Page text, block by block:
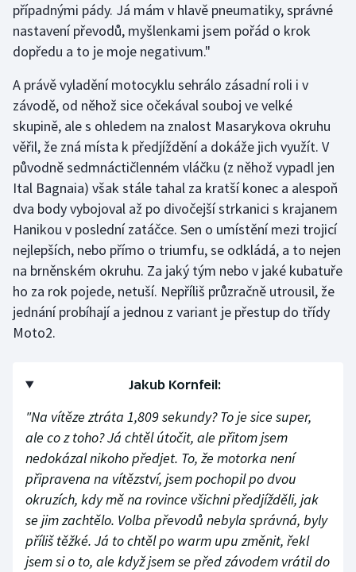
Rychlobruslení
Rychlostní kanoistika
Short track
Sportovní střelba
Stolní tenis
Triatlon
Veslování
Vodní slalom
Volejbal
případnými pády. Já mám v hlavě pneumatiky, správné
nastavení převodů, myšlenkami jsem pořád o krok
dopředu a to je moje negativum."
A právě vyladění motocyklu sehrálo zásadní roli i v
závodě, od něhož sice očekával souboj ve velké
skupině, ale s ohledem na znalost Masarykova okruhu
věřil, že zná místa k předjíždění a dokáže jich využít. V
původně sedmnáctičlenném vláčku (z něhož vypadl jen
Ital Bagnaia) však stále tahal za kratší konec a alespoň
dva body vybojoval až po divočejší strkanici s krajanem
Hanikou v poslední zatáčce. Sen o umístění mezi trojicí
nejlepších, nebo přímo o triumfu, se odkládá, a to nejen
na brněnském okruhu. Za jaký tým nebo v jaké kubatuře
ho za rok pojede, netuší. Nepříliš průzračně utrousil, že
jednání probíhají a jednou z variant je přestup do třídy
Moto2.
Jakub Kornfeil:
"Na vítěze ztráta 1,809 sekundy? To je sice super,
ale co z toho? Já chtěl útočit, ale přitom jsem
nedokázal nikoho předjet. To, že motorka není
připravena na vítězství, jsem pochopil po dvou
okruzích, kdy mě na rovince všichni předjížděli, jak
se jim zachtělo. Volba převodů nebyla správná, byly
příliš těžké. Já to chtěl po warm upu změnit, řekl
jsem si o to, ale když jsem se před závodem vrátil do